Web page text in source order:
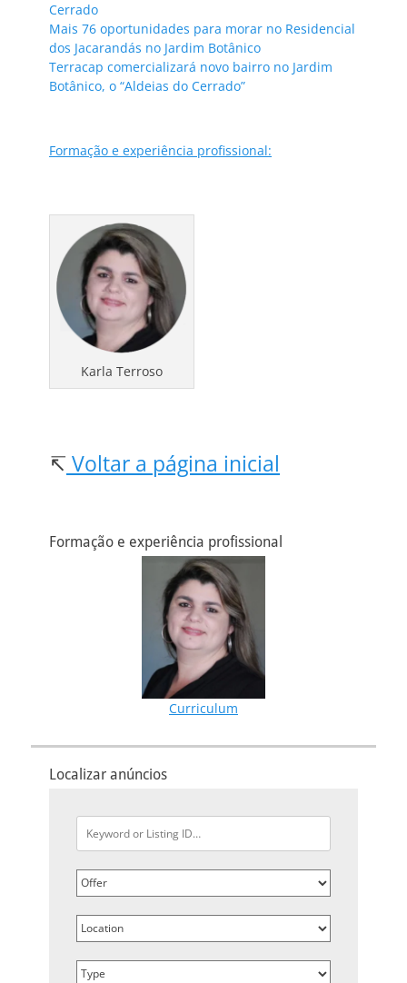
Cerrado
Mais 76 oportunidades para morar no Residencial
dos Jacarandás no Jardim Botânico
Terracap comercializará novo bairro no Jardim
Botânico, o “Aldeias do Cerrado”
Formação e experiência profissional:
Karla Terroso
↸ Voltar a página inicial
Formação e experiência profissional
Curriculum
Localizar anúncios